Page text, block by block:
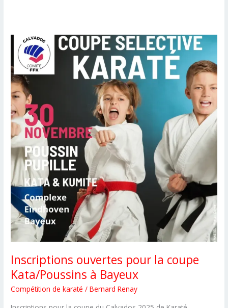
Inscriptions ouvertes pour la coupe
Kata/Poussins à Bayeux
Compétition de karaté /Bernard Renay